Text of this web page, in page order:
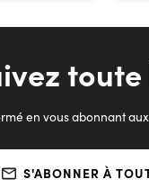
en vous abonnant
S'ABONNER À